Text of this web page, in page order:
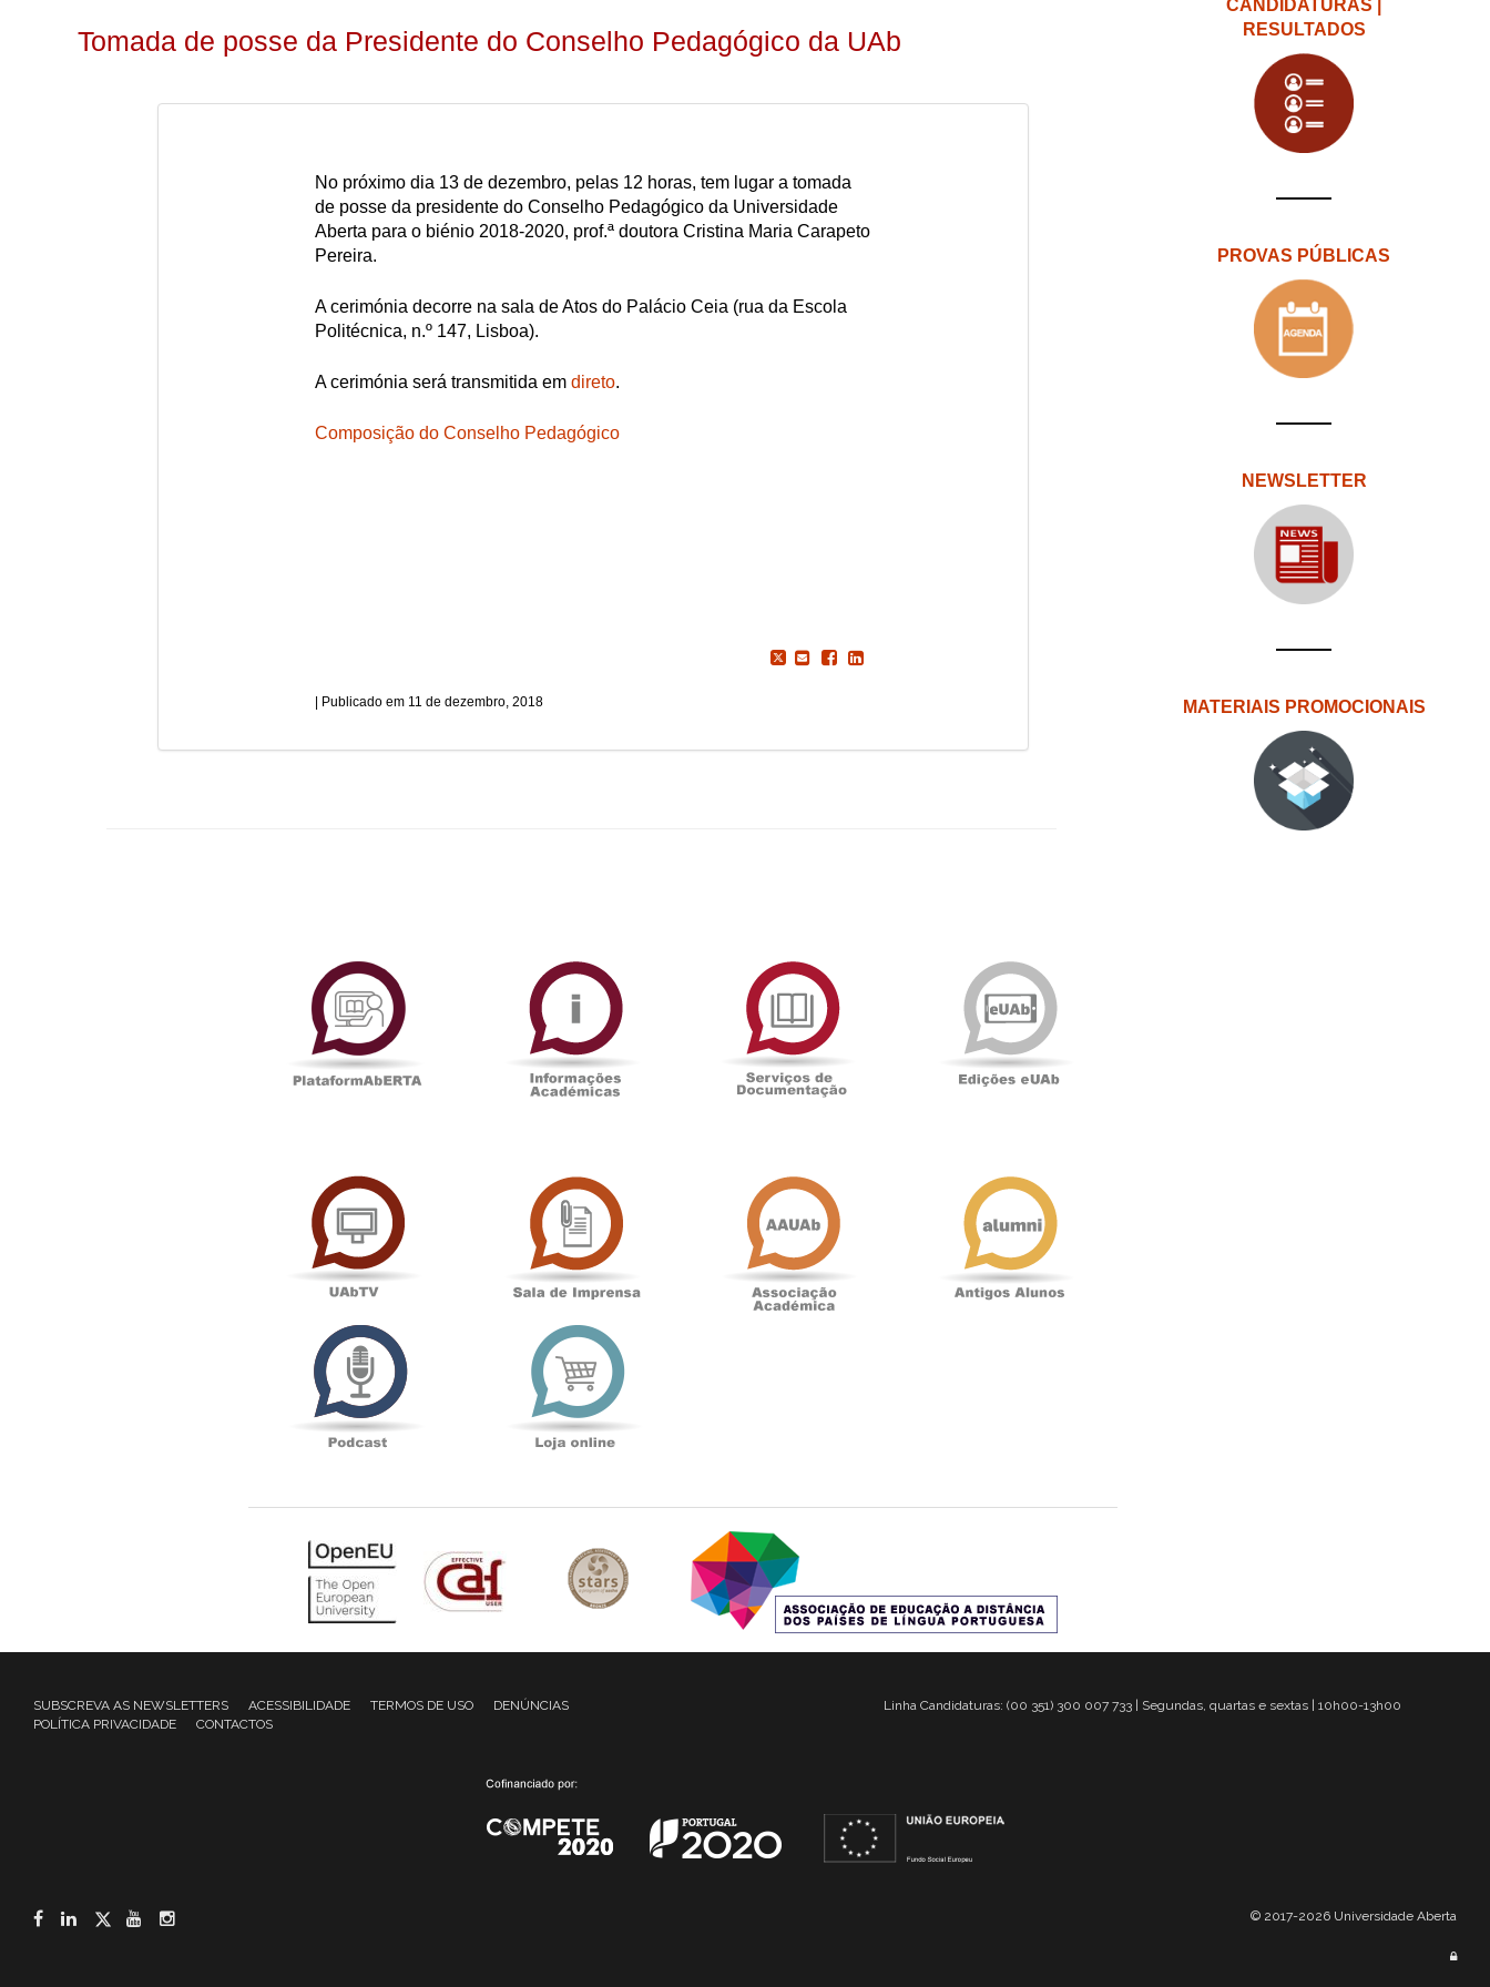
Tomada de posse da Presidente do Conselho Pedagógico da UAb
No próximo dia 13 de dezembro, pelas 12 horas, tem lugar a tomada
de posse da presidente do Conselho Pedagógico da Universidade
Aberta para o biénio 2018-2020, prof.ª doutora Cristina Maria Carapeto
Pereira.
A cerimónia decorre na sala de Atos do Palácio Ceia (rua da Escola
Politécnica, n.º 147, Lisboa).
A cerimónia será transmitida em direto.
Composição do Conselho Pedagógico
11 de dezembro, 2018
CANDIDATURAS |
RESULTADOS
PROVAS PÚBLICAS
NEWSLETTER
MATERIAIS PROMOCIONAIS
PlataformAberta
Académicas
Documentação
SUBSCREVA AS NEWSLETTERS ACESSIBILIDADE TERMOS DE USO
DENÚNCIAS
POLÍTICA PRIVACIDADE
CONTACTOS
Linha Candidaturas: (00 351) 300 007 733 | Segundas, quartas e sextas | 10h00-13h00
Facebook
LinkedIn
Twitter
YouTube © 2017-2026 Universidade Aberta